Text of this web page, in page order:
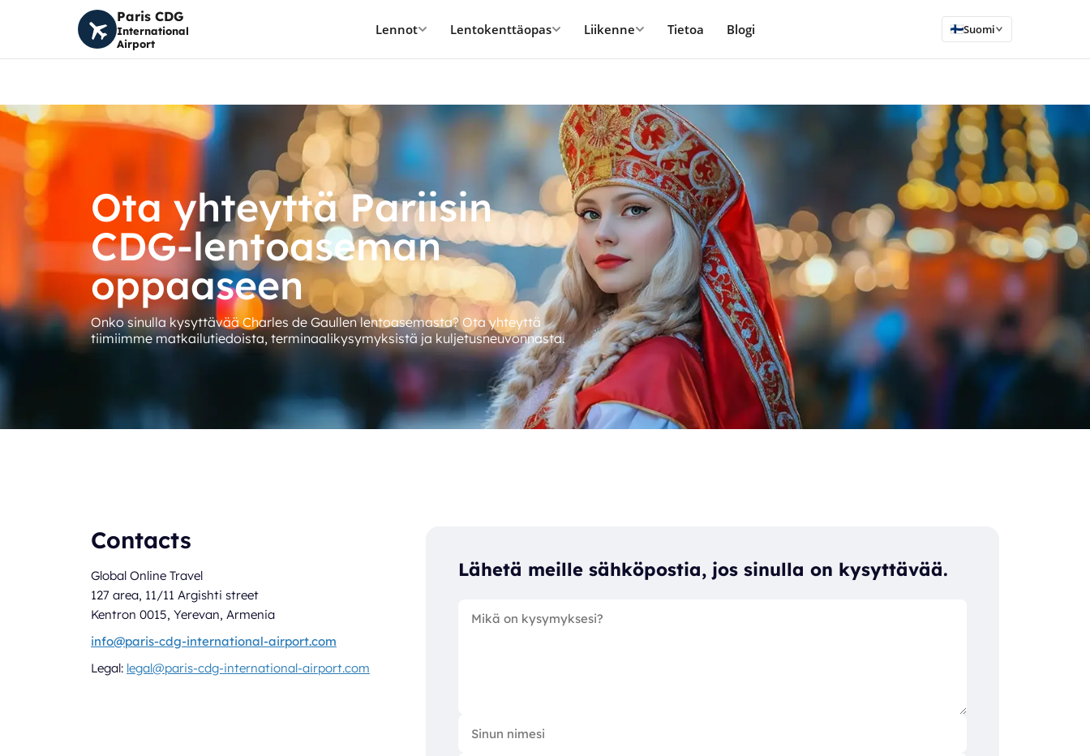
Paris CDG
International
Airport
Lennot Lentokenttäopas Liikenne Tietoa Blogi Suomi
Ota yhteyttä Pariisin
CDG-lentoaseman
oppaaseen
Onko sinulla kysyttävää Charles de Gaullen lentoasemasta? Ota yhteyttä
tiimiimme matkailutiedoista, terminaalikysymyksistä ja kuljetusneuvonnasta.
Contacts
Global Online Travel
127 area, 11/11 Argishti street
Kentron 0015, Yerevan, Armenia
info@paris-cdg-international-airport.com
Legal: legal@paris-cdg-international-airport.com
Lähetä meille sähköpostia, jos sinulla on kysyttävää.